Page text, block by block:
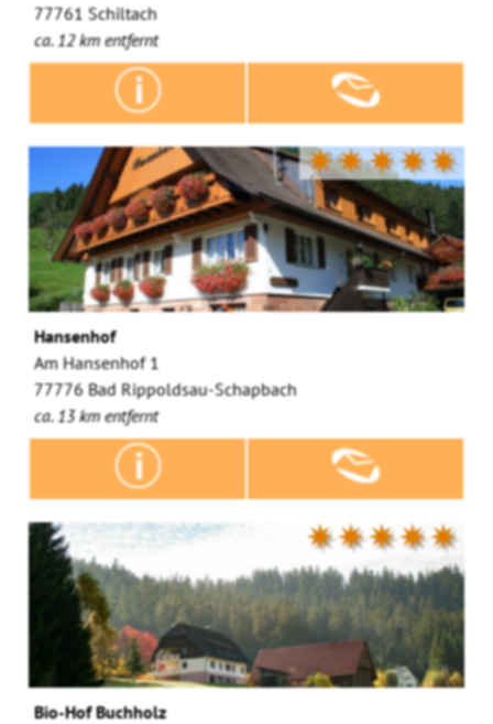
77761 Schiltach
ca. 12 km entfernt
✷✷✷✷✷
Hansenhof
Am Hansenhof 1
77776 Bad Rippoldsau-Schapbach
ca. 13 km entfernt
✷✷✷✷✷
Bio-Hof Buchholz